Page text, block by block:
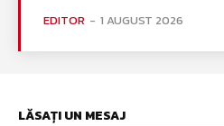
EDITOR - 1 AUGUST 2026
LĂSAȚI UN MESAJ